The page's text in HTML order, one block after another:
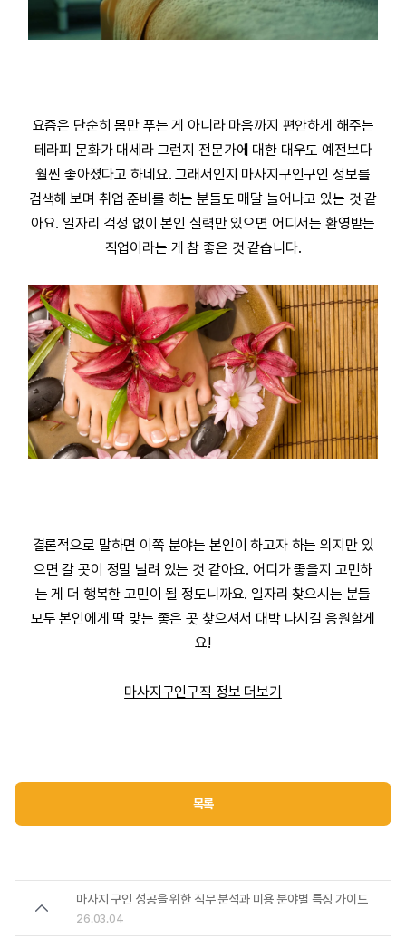
요즘은 단순히 몸만 푸는 게 아니라 마음까지 편안하게 해주는
테라피 문화가 대세라 그런지 전문가에 대한 대우도 예전보다
훨씬 좋아졌다고 하네요. 그래서인지 마사지구인구인 정보를
검색해 보며 취업 준비를 하는 분들도 매달 늘어나고 있는 것 같
아요. 일자리 걱정 없이 본인 실력만 있으면 어디서든 환영받는
직업이라는 게 참 좋은 것 같습니다.
결론적으로 말하면 이쪽 분야는 본인이 하고자 하는 의지만 있
으면 갈 곳이 정말 널려 있는 것 같아요. 어디가 좋을지 고민하
는 게 더 행복한 고민이 될 정도니까요. 일자리 찾으시는 분들
모두 본인에게 딱 맞는 좋은 곳 찾으셔서 대박 나시길 응원할게
요!
마사지구인구직 정보 더보기
목록
마사지 구인 성공을 위한 직무 분석과 미용 분야별 특징 가이드
26.03.04